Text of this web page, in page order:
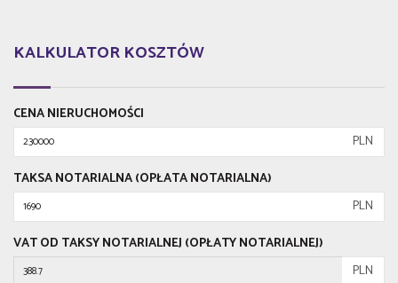
KALKULATOR KOSZTÓW
CENA NIERUCHOMOŚCI
PLN
TAKSA NOTARIALNA (OPŁATA NOTARIALNA)
PLN
VAT OD TAKSY NOTARIALNEJ (OPŁATY NOTARIALNEJ)
PLN